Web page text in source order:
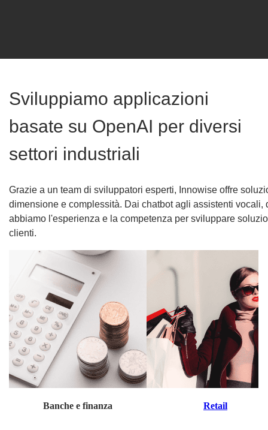
Sviluppiamo applicazioni
basate su OpenAI per diversi
settori industriali
Grazie a un team di sviluppatori esperti, Innowise offre
dimensione e complessità. Dai chatbot agli assistenti
abbiamo l'esperienza e la competenza per sviluppare
clienti.
Banche e finanza Retail